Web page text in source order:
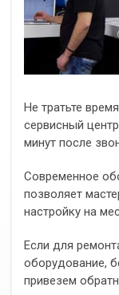
Не тратьте
сервисный
минут после
Современное
позволяет
настройку на
Если для
оборудование,
привезем